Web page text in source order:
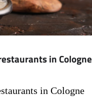
in Cologne
in Cologne